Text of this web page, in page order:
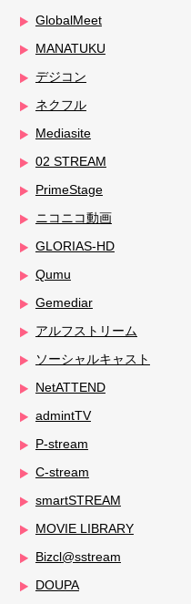
GlobalMeet
MANATUKU
デジコン
ネクフル
Mediasite
02 STREAM
PrimeStage
ニコニコ動画
GLORIAS-HD
Qumu
Gemediar
アルフストリーム
ソーシャルキャスト
NetATTEND
admintTV
P-stream
C-stream
smartSTREAM
MOVIE LIBRARY
Bizcl@sstream
DOUPA